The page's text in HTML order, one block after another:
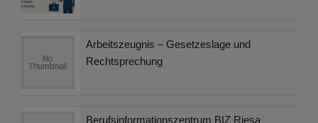
Arbeitszeugnis – Gesetzeslage und
Rechtsprechung
Berufsinformationszentrum BIZ Riesa